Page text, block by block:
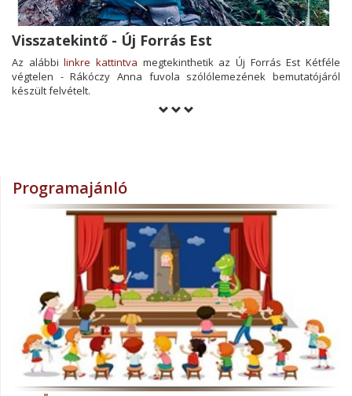
Visszatekintő - Új Forrás Est
Az alábbilinkre kattintva megtekinthetik az Új Forrás Est Kétféle
végtelen - Rákóczy Anna fuvola szólólemezének bemutatójáról
készült felvételt.
Programajánló